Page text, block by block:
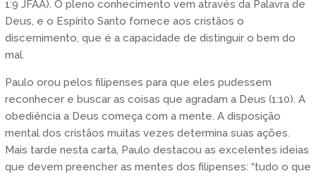
1:9 JFAA). O pleno conhecimento vem através da Palavra de
Deus, e o Espírito Santo fornece aos cristãos o
discernimento, que é a capacidade de distinguir o bem do
mal.
Paulo orou pelos filipenses para que eles pudessem
reconhecer e buscar as coisas que agradam a Deus (1:10). A
obediência a Deus começa com a mente. A disposição
mental dos cristãos muitas vezes determina suas ações.
Mais tarde nesta carta, Paulo destacou as excelentes ideias
que devem preencher as mentes dos filipenses: “tudo o que